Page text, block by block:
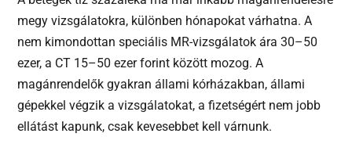
megy vizsgálatokra, különben hónapokat várhatna. A
nem kimondottan speciális MR-vizsgálatok ára 30–50
ezer, a CT 15–50 ezer forint között mozog. A
magánrendelők gyakran állami kórházakban, állami
gépekkel végzik a vizsgálatokat, a fizetségért nem jobb
ellátást kapunk, csak kevesebbet kell várnunk.